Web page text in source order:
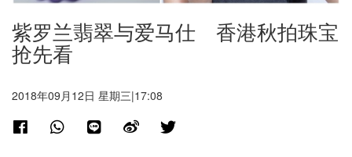
紫罗兰翡翠与爱马仕 香港秋拍珠宝
抢先看
2018年09月12日 星期三|17:08